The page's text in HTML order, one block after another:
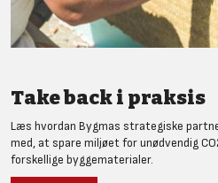
Take back i praksis
Læs hvordan Bygmas strategiske
med, at spare miljøet for unødvendig
forskellige byggematerialer.